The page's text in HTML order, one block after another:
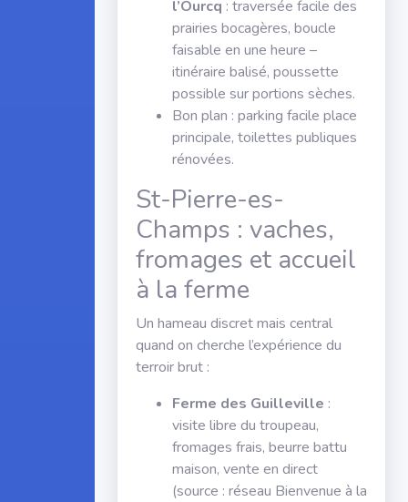
l’Ourcq : traversée facile des
prairies bocagères, boucle
faisable en une heure –
itinéraire balisé, poussette
possible sur portions sèches.
Bon plan : parking facile place
principale, toilettes publiques
rénovées.
St-Pierre-es-
Champs : vaches,
fromages et accueil
à la ferme
Un hameau discret mais central
quand on cherche l’expérience du
terroir brut :
Ferme des Guilleville :
visite libre du troupeau,
fromages frais, beurre battu
maison, vente en direct
(source : réseau Bienvenue à la